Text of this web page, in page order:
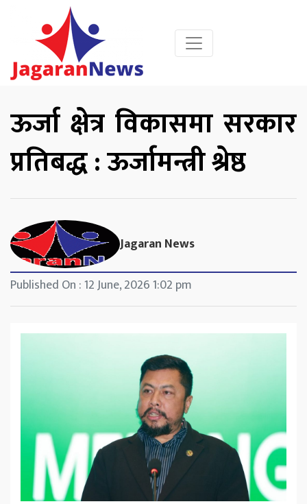
ऊर्जा क्षेत्र विकासमा सरकार
प्रतिबद्ध : ऊर्जामन्त्री श्रेष्ठ
Jagaran News
Published On : 12 June, 2026 1:02 pm